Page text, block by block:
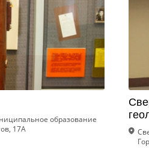
образование
17А